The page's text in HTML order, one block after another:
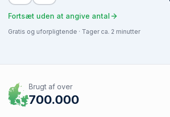
Fortsæt uden at angive antal
Gratis og uforpligtende · Tager ca. 2 minutter
Brugt af over
700.000